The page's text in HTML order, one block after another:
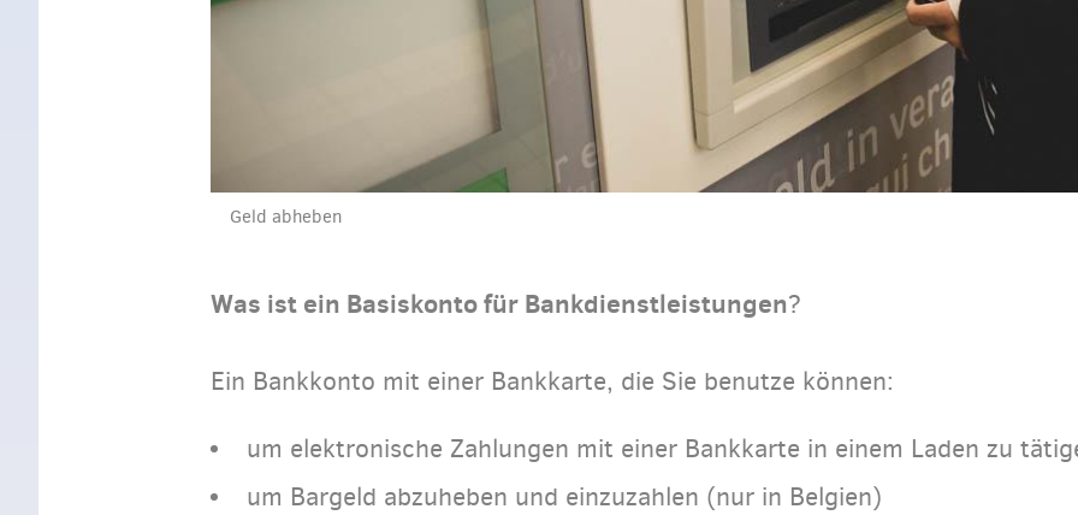
Geld abheben
Was ist ein Basiskonto für Bankdienstleistungen?
Ein Bankkonto mit einer Bankkarte, die Sie benutze können:
um elektronische Zahlungen mit einer Bankkarte in einem Laden zu
um Bargeld abzuheben und einzuzahlen (nur in Belgien)